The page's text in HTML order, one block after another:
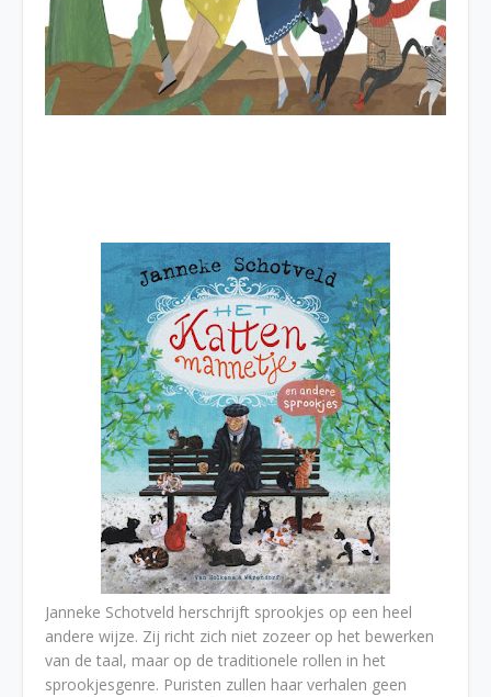
Janneke Schotveld herschrijft sprookjes op een heel
andere wijze. Zij richt zich niet zozeer op het bewerken
van de taal, maar op de traditionele rollen in het
sprookjesgenre. Puristen zullen haar verhalen geen